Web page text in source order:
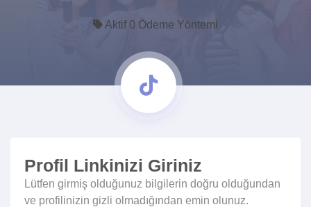
Aktif 0 Ödeme Yöntemi
Profil Linkinizi Giriniz
Lütfen girmiş olduğunuz bilgilerin doğru olduğundan
ve profilinizin gizli olmadığından emin olunuz.